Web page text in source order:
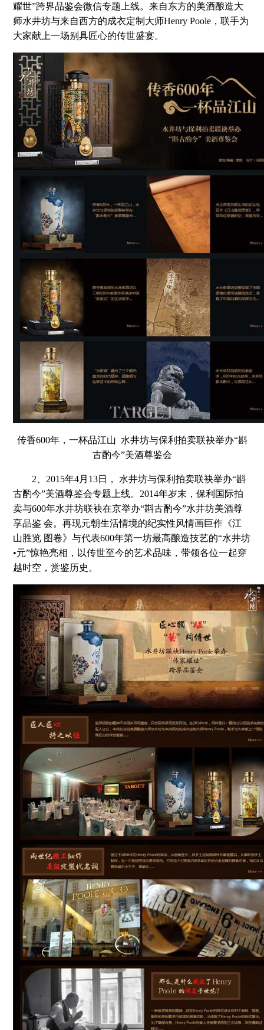
耀世”跨界品鉴会微信专题上线。来自东方的美酒酿造大
师水井坊与来自西方的成衣定制大师Henry Poole，联手为
大家献上一场别具匠心的传世盛宴。
传香600年，一杯品江山 水井坊与保利拍卖联袂举办“斟
古酌今”美酒尊鉴会
2、2015年4月13日， 水井坊与保利拍卖联袂举办“斟
古酌今”美酒尊鉴会专题上线。2014年岁末，保利国际拍
卖与600年水井坊联袂在京举办“斟古酌今”水井坊美酒尊
享品鉴 会。再现元朝生活情境的纪实性风情画巨作《江
山胜览 图卷》与代表600年第一坊最高酿造技艺的“水井坊
•元”惊艳亮相，以传世至今的艺术品味，带领各位一起穿
越时空，赏鉴历史。